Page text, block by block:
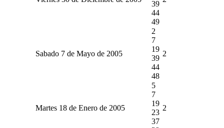
39
44
49
Sabado 7 de Mayo de 2005
2
7
19
39
44
48
2
Martes 18 de Enero de 2005
5
7
19
23
37
2